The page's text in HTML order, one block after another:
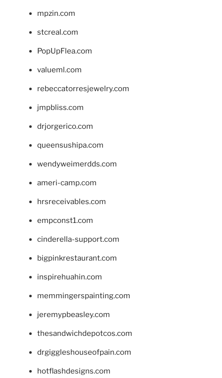
mpzin.com
stcreal.com
PopUpFlea.com
valueml.com
rebeccatorresjewelry.com
jmpbliss.com
drjorgerico.com
queensushipa.com
wendyweimerdds.com
ameri-camp.com
hrsreceivables.com
empconst1.com
cinderella-support.com
bigpinkrestaurant.com
inspirehuahin.com
memmingerspainting.com
jeremypbeasley.com
thesandwichdepotcos.com
drgiggleshouseofpain.com
hotflashdesigns.com